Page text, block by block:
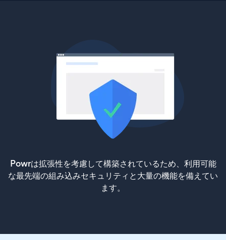
Powrは拡張性を考慮して構築されているため、利用可能
な最先端の組み込みセキュリティと大量の機能を備えてい
ます。